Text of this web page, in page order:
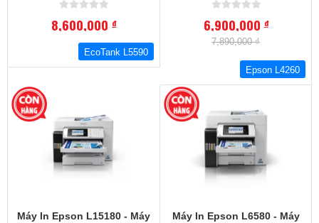
8,600,000đ
EcoTank L5590
6,900,000đ
7,890,000 ₫
Epson L4260
Máy In Epson L15180 - Máy
Máy In Epson L6580 - Máy